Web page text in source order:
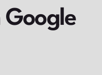
Google